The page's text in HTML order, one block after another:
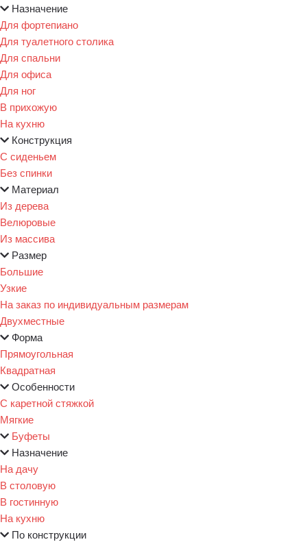
Назначение
Для фортепиано
Для туалетного столика
Для спальни
Для офиса
Для ног
В прихожую
На кухню
Конструкция
С сиденьем
Без спинки
Материал
Из дерева
Велюровые
Из массива
Размер
Большие
Узкие
На заказ по индивидуальным размерам
Двухместные
Форма
Прямоугольная
Квадратная
Особенности
С каретной стяжкой
Мягкие
Буфеты
Назначение
На дачу
В столовую
В гостинную
На кухню
По конструкции